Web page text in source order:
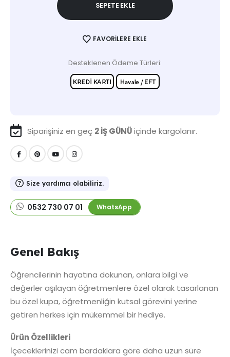
SEPETE EKLE
FAVORILERE EKLE
Desteklenen Ödeme Türleri:
Siparişiniz en geç 2 İŞ GÜNÜiçinde kargolanır.
Size yardımcı olabiliriz.
0532 730 07 01 WhatsApp
Genel Bakış
Öğrencilerinin hayatına dokunan, onlara bilgi ve
değerler aşılayan öğretmenlere özel olarak tasarlanan
bu özel kupa, öğretmenliğin kutsal görevini yerine
getiren herkes için mükemmel bir hediye.
Ürün Özellikleri
İçeceklerinizi cam bardaklara göre daha uzun süre